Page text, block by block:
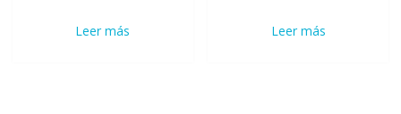
Leer más Leer más